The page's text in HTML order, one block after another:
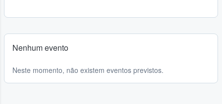
Nenhum evento
Neste momento, não existem eventos previstos.